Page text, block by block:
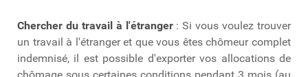
Chercher du travail à l'étranger: Si vous voulez trouver
un travail à l'étranger et que vous êtes chômeur complet
indemnisé, il est possible d'exporter vos allocations de
chômage sous certaines conditions pendant 3 mois (au